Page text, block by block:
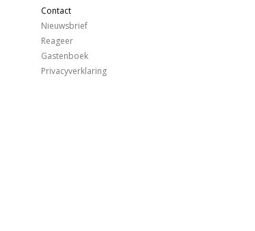
Contact
Nieuwsbrief
Reageer
Gastenboek
Privacyverklaring